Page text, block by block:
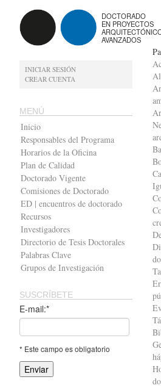
DOCTORADO
EN PROYECTOS
AVANZADOS
INICIAR SESIÓN
CREAR CUENTA
MENÚ
Inicio
Responsables del Programa
Horarios de la Oficina
Plan de Calidad
Doctorado Vigente
Comisiones de Doctorado
ED | encuentros de doctorado
Recursos
Investigadores
Directorio de Tesis Doctorales
Palabras Clave
Grupos de Investigación
SUSCRÍBETE
E-mail:*
* Este campo es obligatorio